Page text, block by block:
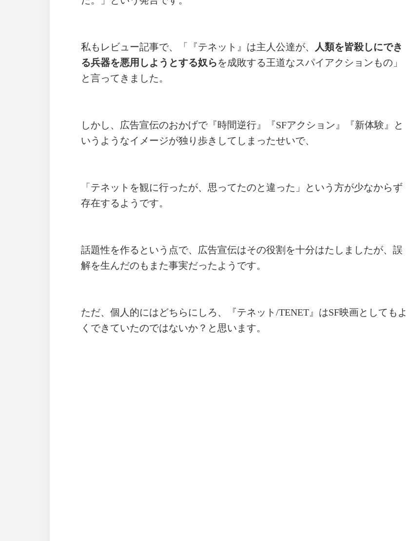
私もレビュー記事で、「『テネット』は主人公達が、
人類を皆殺しにでき
る兵器を悪用しようとする奴らを成敗する王道なスパイアクションもの」
と言ってきました。
しかし、広告宣伝のおかげで『時間逆行』『SFアクション』『新体験』と
いうようなイメージが独り歩きしてしまったせいで、
「テネットを観に行ったが、思ってたのと違った」という方が少なからず
存在するようです。
話題性を作るという点で、広告宣伝はその役割を十分はたしましたが、誤
解を生んだのもまた事実だったようです。
ただ、個人的にはどちらにしろ、『テネット/TENET』はSF映画としてもよ
くできていたのではないか？と思います。